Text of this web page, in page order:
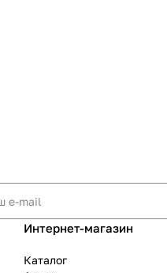
Интернет-магазин
Каталог